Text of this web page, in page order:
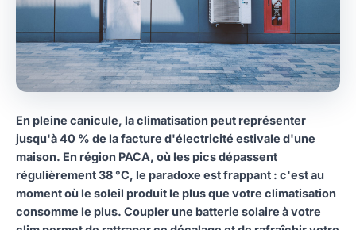
En pleine canicule, la climatisation peut représenter
jusqu'à 40 % de la facture d'électricité estivale d'une
maison. En région PACA, où les pics dépassent
régulièrement 38 °C, le paradoxe est frappant : c'est au
moment où le soleil produit le plus que votre climatisation
consomme le plus. Coupler une batterie solaire à votre